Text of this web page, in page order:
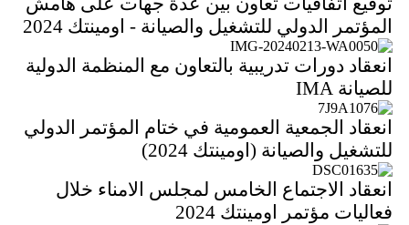
المؤتمر الدولي للتشغيل والصيانة - اومينتك 2024
انعقاد دورات تدريبية بالتعاون مع المنظمة الدولية
للصيانة IMA
انعقاد الجمعية العمومية في ختام المؤتمر الدولي
للتشغيل والصيانة (اومينتك 2024)
انعقاد الاجتماع الخامس لمجلس الامناء خلال
فعاليات مؤتمر اومينتك 2024